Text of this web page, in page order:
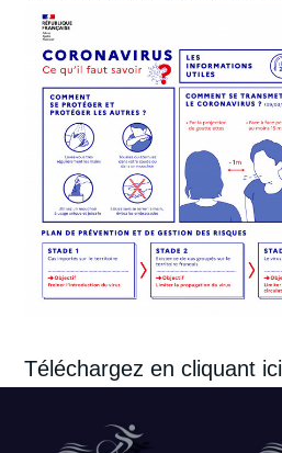
Téléchargezen cliquant ici